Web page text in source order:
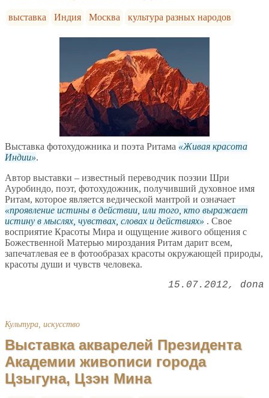
выставка Индия Москва культура разных народов
Выставка фотохудожника и поэта Ритама
Живая красота
Индии .
Автор выставки – известный переводчик поэзии Шри
Ауробиндо, поэт, фотохудожник, получивший духовное имя
Ритам, которое является ведической мантрой и означает
проявление истины в действии, или того, кто выражает
истину в мыслях, чувствах, словах и действиях
. Свое
восприятие Красоты Мира и ощущение живого общения с
Божественной Матерью мироздания Ритам дарит всем,
запечатлевая ее в фотообразах красоты окружающей природы,
красоты души и чувств человека.
15.07.2012 dona
Культура, искусство
Выставка акварелей Президента
Академии живописи города
Цзыгуна, Цзэн Мина